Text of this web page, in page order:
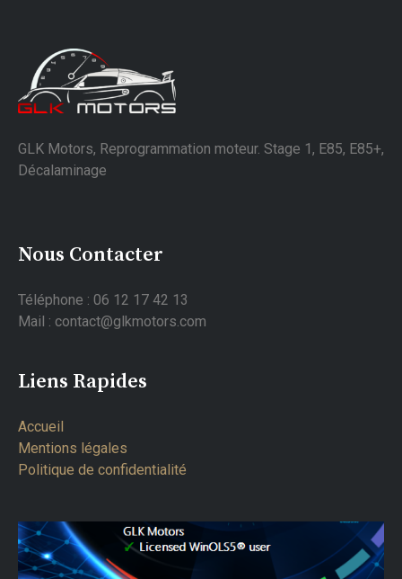
GLK Motors, Reprogrammation moteur. Stage 1, E85, E85+,
Décalaminage
Nous Contacter
Téléphone : 06 12 17 42 13
Mail : contact@glkmotors.com
Liens Rapides
Accueil
Mentions légales
Politique de confidentialité